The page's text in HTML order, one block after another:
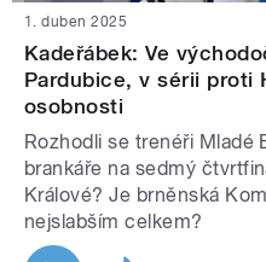
1. duben 2025
Kadeřábek: Ve
Pardubice, v sérii proti
osobnosti
Rozhodli se trenéři Mladé
brankáře na sedmý
Králové? Je brněnská
nejslabším celkem?